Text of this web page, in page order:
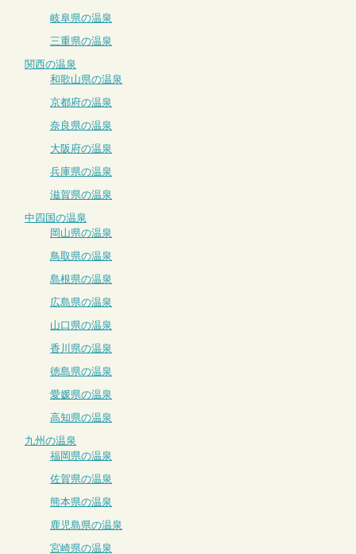
岐阜県の温泉
三重県の温泉
関西の温泉
和歌山県の温泉
京都府の温泉
奈良県の温泉
大阪府の温泉
兵庫県の温泉
滋賀県の温泉
中四国の温泉
岡山県の温泉
鳥取県の温泉
島根県の温泉
広島県の温泉
山口県の温泉
香川県の温泉
徳島県の温泉
愛媛県の温泉
高知県の温泉
九州の温泉
福岡県の温泉
佐賀県の温泉
熊本県の温泉
鹿児島県の温泉
宮崎県の温泉